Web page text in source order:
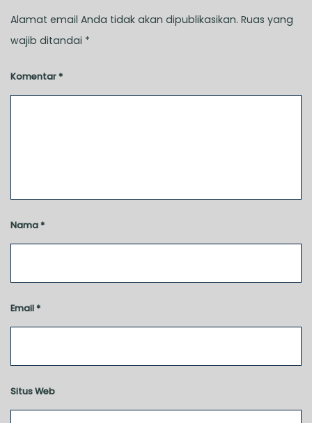
Alamat email Anda tidak akan dipublikasikan. Ruas yang
wajib ditandai *
Komentar *
Nama *
Email *
Situs Web